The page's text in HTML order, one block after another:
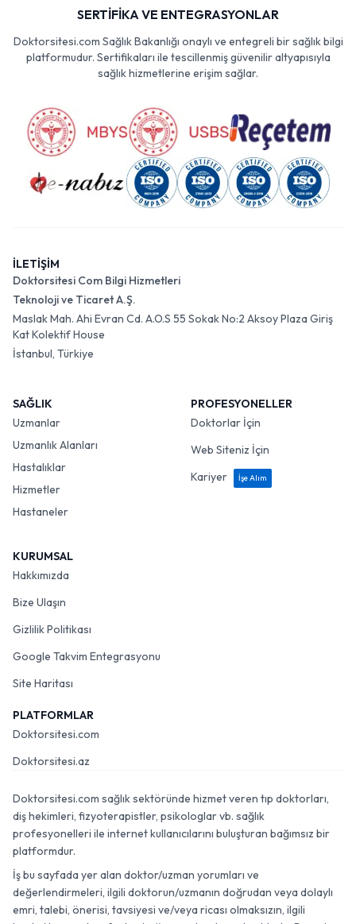
SERTİFİKA VE ENTEGRASYONLAR
Doktorsitesi.com Sağlık Bakanlığı onaylı ve entegreli bir sağlık bilgi
platformudur. Sertifikaları ile tescillenmiş güvenilir altyapısıyla
sağlık hizmetlerine erişim sağlar.
İLETİŞİM
Doktorsitesi Com Bilgi Hizmetleri
Teknoloji ve Ticaret A.Ş.
Maslak Mah. Ahi Evran Cd. A.O.S 55 Sokak No:2 Aksoy Plaza Giriş
Kat Kolektif House
İstanbul, Türkiye
SAĞLIK
Uzmanlar
Uzmanlık Alanları
Hastalıklar
Hizmetler
Hastaneler
PROFESYONELLER
Doktorlar İçin
Web Siteniz İçin
Kariyer
İşe Alım
KURUMSAL
Hakkımızda
Bize Ulaşın
Gizlilik Politikası
Google Takvim Entegrasyonu
Site Haritası
PLATFORMLAR
Doktorsitesi.com
Doktorsitesi.az
Doktorsitesi.com sağlık sektöründe hizmet veren tıp doktorları,
diş hekimleri, fizyoterapistler, psikologlar vb. sağlık
profesyonelleri ile internet kullanıcılarını buluşturan bağımsız bir
platformdur.
İş bu sayfada yer alan doktor/uzman yorumları ve
değerlendirmeleri, ilgili doktorun/uzmanın doğrudan veya dolaylı
emri, talebi, önerisi, tavsiyesi ve/veya ricası olmaksızın, ilgili